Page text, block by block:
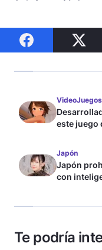
VideoJuegos
este juego
Japón
Japón
con
Te podría